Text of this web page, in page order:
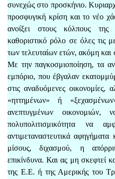
συνεχώς στο προσκήνιο.
προσφυγική κρίση και το νέο
ανοίξει στους κόλπους
καθοριστικό ρόλο σε όλες τις
των τελευταίων ετών, ακόμη
Με την παγκοσμιοποίηση, τα
εμπόριο, που έβγαλαν
στις αναδυόμενες
«ηττημένων» ή
ανεπτυγμένων
πολυπολιτισμικότητα να
αντιμεταναστευτικά
μίσους, διχασμού, η
επικίνδυνα. Και ας μη σκεφτεί
της Ε.Ε. ή της Αμερικής του